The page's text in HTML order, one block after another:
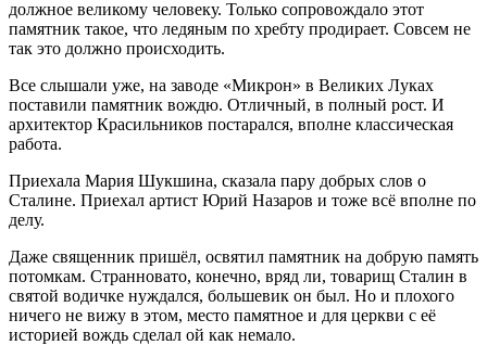
должное великому человеку. Только сопровождало этот
памятник такое, что ледяным по хребту продирает. Совсем не
так это должно происходить.
Все слышали уже, на заводе «Микрон» в Великих Луках
поставили памятник вождю. Отличный, в полный рост. И
архитектор Красильников постарался, вполне классическая
работа.
Приехала Мария Шукшина, сказала пару добрых слов о
Сталине. Приехал артист Юрий Назаров и тоже всё вполне по
делу.
Даже священник пришёл, освятил памятник на добрую память
потомкам. Странновато, конечно, вряд ли, товарищ Сталин в
святой водичке нуждался, большевик он был. Но и плохого
ничего не вижу в этом, место памятное и для церкви с её
историей вождь сделал ой как немало.